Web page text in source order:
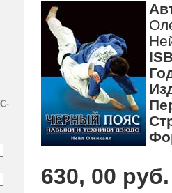
630, 00 руб.